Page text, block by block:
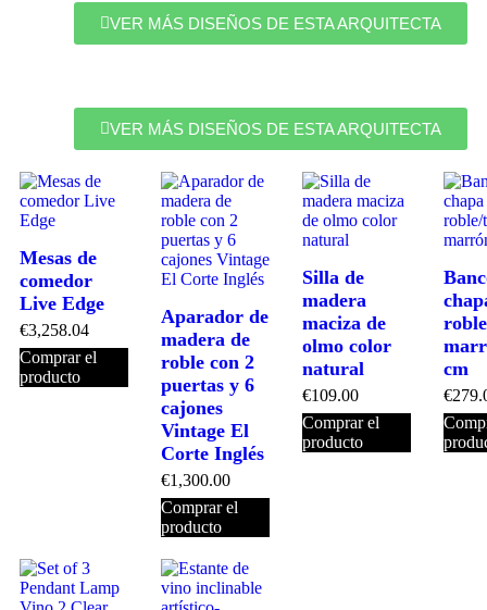
VER MÁS DISEÑOS DE ESTA ARQUITECTA
VER MÁS DISEÑOS DE ESTA ARQUITECTA
Mesas de
comedor
Live Edge
€3,258.04
Comprar el
producto
Aparador de
madera de
roble con 2
puertas y 6
cajones
Vintage El
Corte Inglés
€1,300.00
Comprar el
producto
Silla de
madera
maciza de
olmo color
natural
€109.00
Comprar el
producto
cm
€